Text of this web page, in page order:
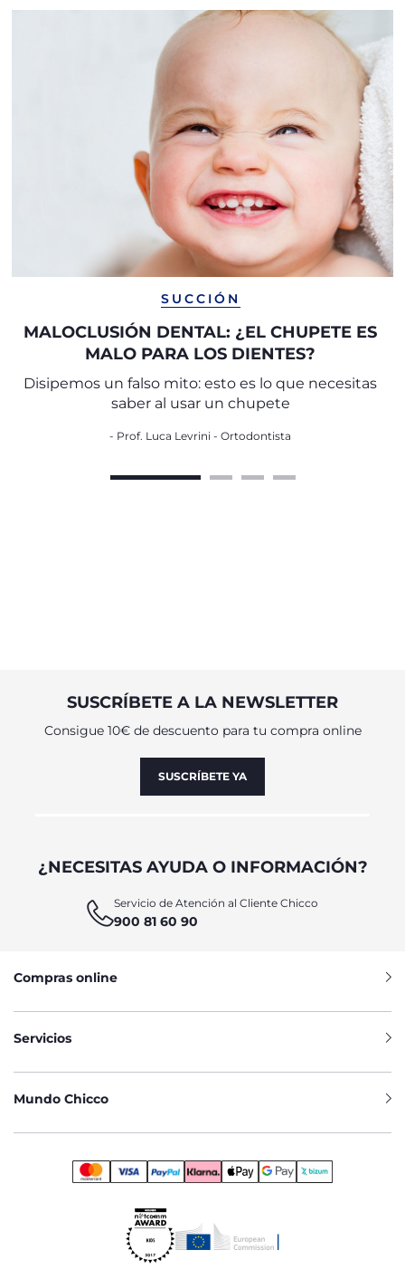
SUCCIÓN
MALOCLUSIÓN DENTAL: ¿EL CHUPETE ES
MALO PARA LOS DIENTES?
Disipemos un falso mito: esto es lo que necesitas
saber al usar un chupete
- Prof. Luca Levrini - Ortodontista
SUSCRÍBETE A LA NEWSLETTER
Consigue 10€ de descuento para tu compra online
SUSCRÍBETE YA
¿NECESITAS AYUDA O INFORMACIÓN?
Servicio de Atención al Cliente Chicco
900 81 60 90
Compras online
Servicios
Mundo Chicco